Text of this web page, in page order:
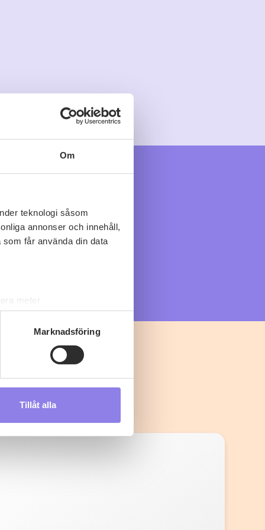
Om
teknologi såsom
annonser och innehåll,
får använda din data
meter
. Du kan ändra
kombinera informationen
Marknadsföring
Tillåt alla